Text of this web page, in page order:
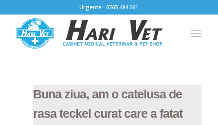
Urgente : 0765 484 061
Buna ziua, am o catelusa de
rasa teckel curat care a fatat